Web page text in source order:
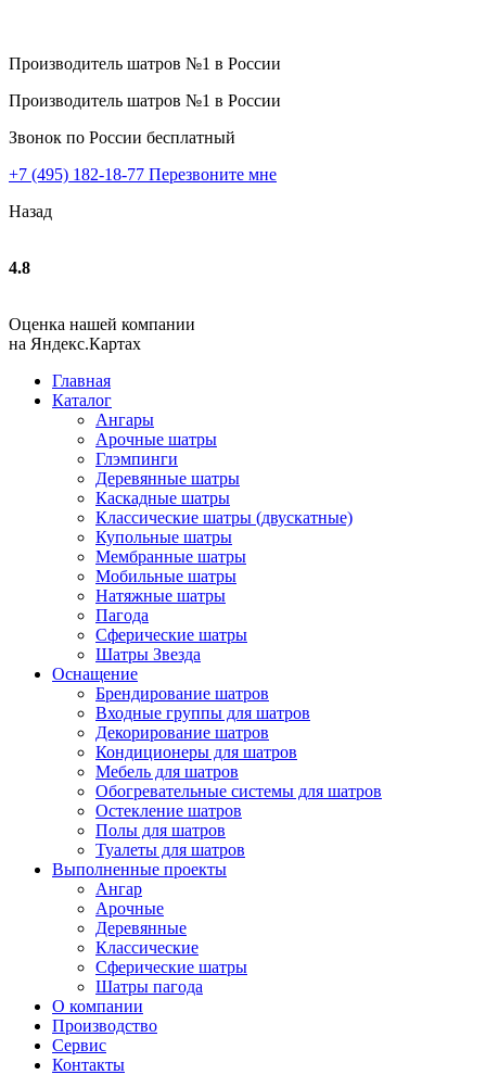
Производитель шатров №1 в России
Производитель шатров №1 в России
Звонок по России бесплатный
+7 (495) 182-18-77 Перезвоните мне
Назад
4.8
Оценка нашей компании
на Яндекс.Картах
Главная
Каталог
Ангары
Арочные шатры
Глэмпинги
Деревянные шатры
Каскадные шатры
Классические шатры (двускатные)
Купольные шатры
Мембранные шатры
Мобильные шатры
Натяжные шатры
Пагода
Сферические шатры
Шатры Звезда
Оснащение
Брендирование шатров
Входные группы для шатров
Декорирование шатров
Кондиционеры для шатров
Мебель для шатров
Обогревательные системы для шатров
Остекление шатров
Полы для шатров
Туалеты для шатров
Выполненные проекты
Ангар
Арочные
Деревянные
Классические
Сферические шатры
Шатры пагода
О компании
Производство
Сервис
Контакты